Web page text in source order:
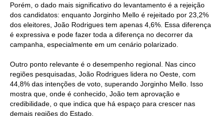
Porém, o dado mais significativo do levantamento é a rejeição
dos candidatos: enquanto Jorginho Mello é rejeitado por 23,2%
dos eleitores, João Rodrigues tem apenas 4,6%. Essa diferença
é expressiva e pode fazer toda a diferença no decorrer da
campanha, especialmente em um cenário polarizado.
Outro ponto relevante é o desempenho regional. Nas cinco
regiões pesquisadas, João Rodrigues lidera no Oeste, com
44,8% das intenções de voto, superando Jorginho Mello. Isso
mostra que, onde é conhecido, João tem aprovação e
credibilidade, o que indica que há espaço para crescer nas
demais regiões do Estado.